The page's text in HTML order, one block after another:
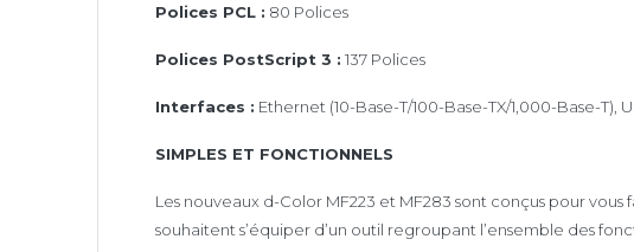
Polices PCL : 80 Polices
Polices PostScript 3 : 137 Polices
Interfaces : Ethernet (10-Base-T/100-Base-TX/1,000-Base-T),
SIMPLES ET FONCTIONNELS
Les nouveaux d-Color MF223 et MF283 sont conçus pour
souhaitent s’équiper d’un outil regroupant l’ensemble des